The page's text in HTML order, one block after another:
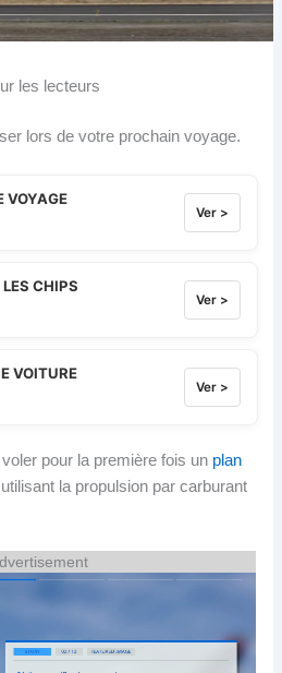
les lecteurs
lors de votre prochain voyage.
VOYAGE
Ver >
CHIPS
Ver >
VOITURE
Ver >
pour la première fois un plan
la propulsion par carburant